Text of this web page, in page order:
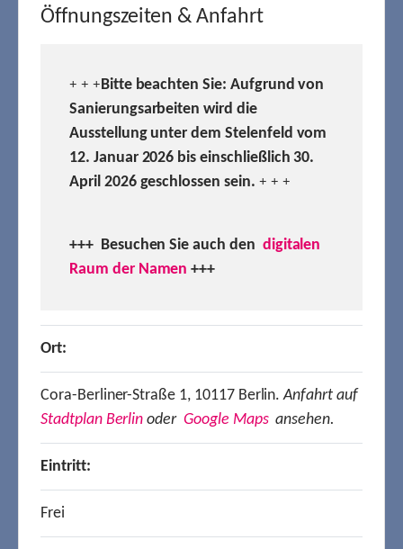
Öffnungszeiten & Anfahrt
+ + +Bitte beachten Sie: Aufgrund von
Sanierungsarbeiten wird die
Ausstellung unter dem Stelenfeld vom
12. Januar 2026 bis einschließlich 30.
April 2026 geschlossen sein. + + +
+++ Besuchen Sie auch den digitalen
Raum der Namen +++
Ort:
Cora-Berliner-Straße 1, 10117 Berlin.Anfahrt auf
Stadtplan Berlin oder Google Mapsansehen.
Eintritt:
Frei